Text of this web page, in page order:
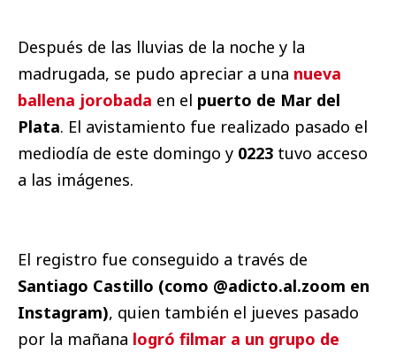
Después de las lluvias de la noche y la
madrugada, se pudo apreciar a una nueva
ballena jorobada en el puerto de Mar del
Plata. El avistamiento fue realizado pasado el
mediodía de este domingo y 0223 tuvo acceso
a las imágenes.
El registro fue conseguido a través de
Santiago Castillo (como @adicto.al.zoom en
Instagram), quien también el jueves pasado
por la mañana logró filmar a un grupo de